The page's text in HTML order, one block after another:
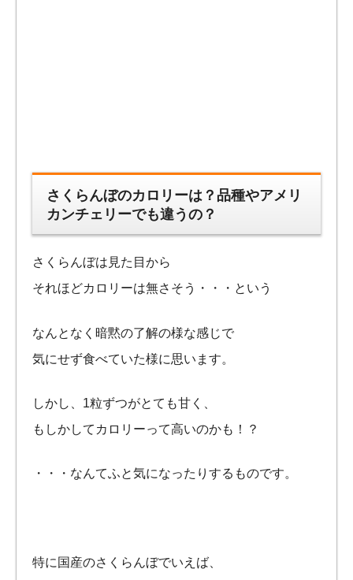
さくらんぼのカロリーは？品種やアメリ
カンチェリーでも違うの？
さくらんぼは見た目から
それほどカロリーは無さそう・・・という
なんとなく暗黙の了解の様な感じで
気にせず食べていた様に思います。
しかし、1粒ずつがとても甘く、
もしかしてカロリーって高いのかも！？
・・・なんてふと気になったりするものです。
特に国産のさくらんぼでいえば、